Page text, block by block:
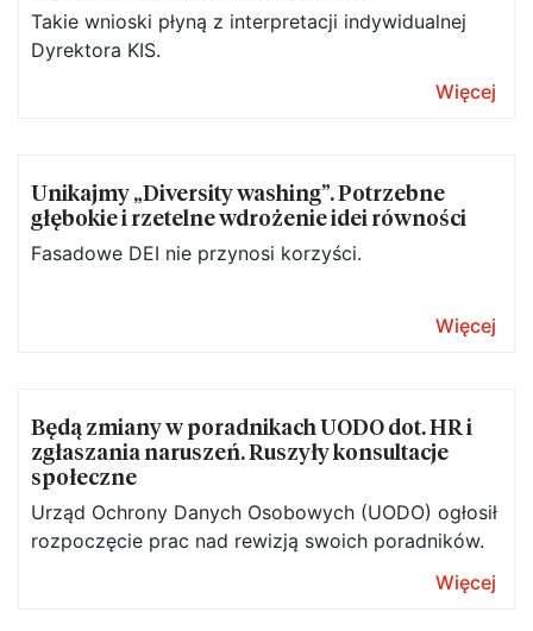
Takie wnioski płyną z interpretacji indywidualnej
Dyrektora KIS.
Więcej
Unikajmy „Diversity washing”. Potrzebne
głębokie i rzetelne wdrożenie idei równości
Fasadowe DEI nie przynosi korzyści.
Więcej
Będą zmiany w poradnikach UODO dot. HR i
zgłaszania naruszeń. Ruszyły konsultacje
społeczne
Urząd Ochrony Danych Osobowych (UODO) ogłosił
rozpoczęcie prac nad rewizją swoich poradników.
Więcej